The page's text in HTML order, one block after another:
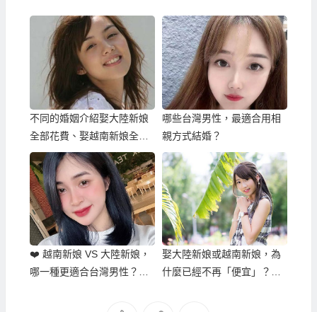
不同的婚姻介紹娶大陸新娘
全部花費、娶越南新娘全部
花費為什麼價差這樣多？
哪些台灣男性，最適合用相
親方式結婚？
❤️ 越南新娘 VS 大陸新娘，
哪一種更適合台灣男性？完
娶大陸新娘或越南新娘，為
什麼已經不再「便宜」？跨